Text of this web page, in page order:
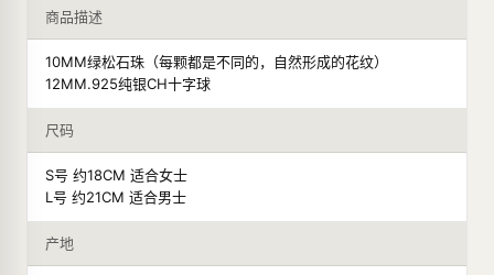
商品描述
10MM绿松石珠（每颗都是不同的，自然形成的花纹）
12MM.925纯银CH十字球
尺码
S号 约18CM 适合女士
L号 约21CM 适合男士
产地